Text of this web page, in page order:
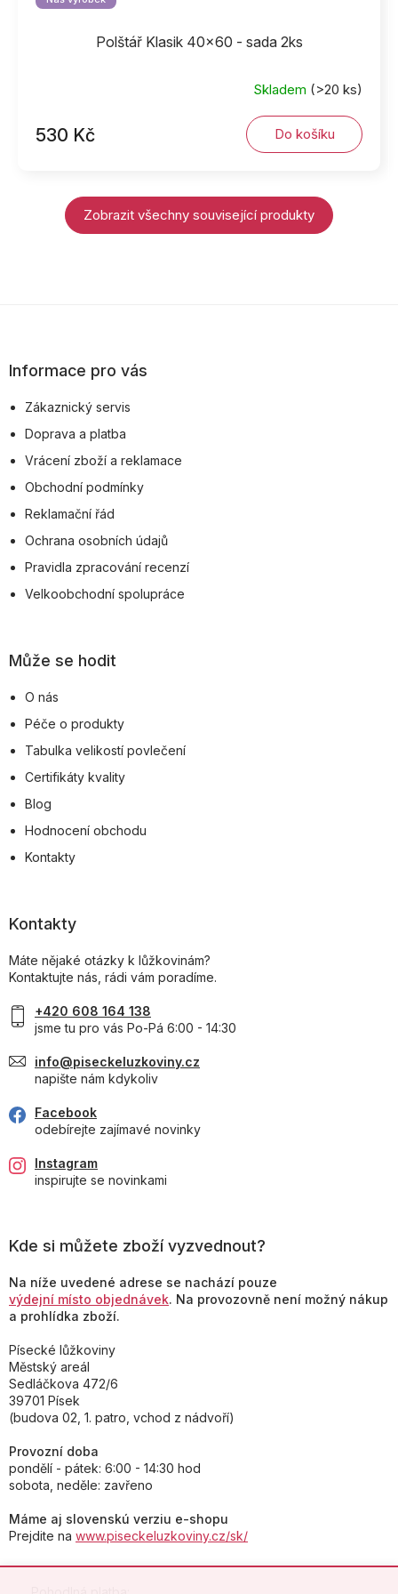
Polštář Klasik 40x60 - sada 2ks
Skladem (>20 ks)
530 Kč Do košíku
Zobrazit všechny související produkty
pInformace pro vás
Zákaznický servis
Doprava a platba
Vrácení zboží a reklamace
Obchodní podmínky
Reklamační řád
Ochrana osobních údajů
Pravidla zpracování recenzí
Velkoobchodní spolupráce
Může se hodit
O nás
Péče o produkty
Tabulka velikostí povlečení
Certifikáty kvality
Blog
Hodnocení obchodu
Kontakty
Kontakty
Máte nějaké otázky k lůžkovinám?
Kontaktujte nás, rádi vám poradíme.
+420 608 164 138
jsme tu pro vás Po-Pá 6:00 - 14:30
info@piseckeluzkoviny.cz
napište nám kdykoliv
Facebook
odebírejte zajímavé novinky
Instagram
inspirujte se novinkami
Kde si můžete zboží vyzvednout?
Na níže uvedené adrese se nachází pouze
výdejní místo objednávek. Na provozovně není možný nákup
a prohlídka zboží.
Písecké lůžkoviny
Městský areál
Sedláčkova 472/6
39701 Písek
(budova 02, 1. patro, vchod z nádvoří)
Provozní doba
pondělí - pátek: 6:00 - 14:30 hod
sobota, neděle: zavřeno
Máme aj slovenskú verziu e-shopu
Prejdite na www.piseckeluzkoviny.cz/sk/